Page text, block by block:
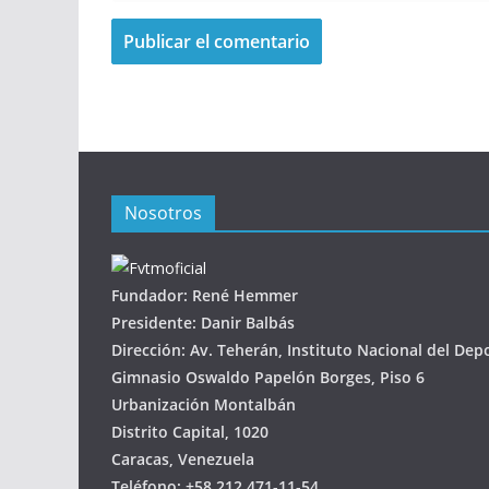
Nosotros
Fundador: René Hemmer
Presidente: Danir Balbás
Dirección: Av. Teherán, Instituto Nacional del
Gimnasio Oswaldo Papelón Borges, Piso 6
Urbanización Montalbán
Distrito Capital, 1020
Caracas, Venezuela